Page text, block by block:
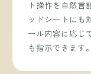
ト操作を自然
ッドシートにも
ール内容に応じ
も指示できます。